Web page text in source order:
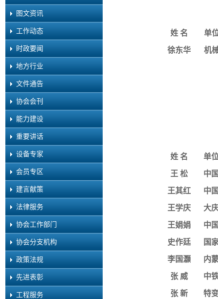
图文资讯
工作动态
时政要闻
地方行业
文件通告
协会会刊
能力建设
重要讲话
设备专家
会员专区
建言献策
法律服务
协会工作部门
协会分支机构
政策法规
先进表彰
工程服务
姓 名 单
徐东华 机
姓 名 单
王 松 中
王其红 中
王学庆 大
王娟娟 中
史作廷 国
李国灏 内
张 威 中
张 新 特